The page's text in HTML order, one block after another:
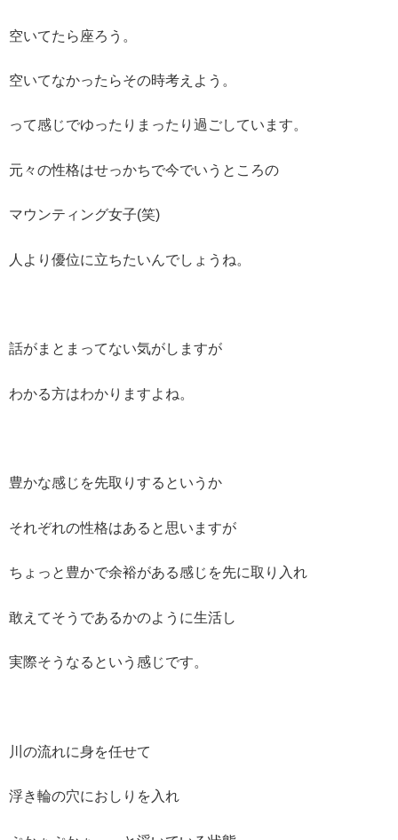
空いてたら座ろう。
空いてなかったらその時考えよう。
って感じでゆったりまったり過ごしています。
元々の性格はせっかちで今でいうところの
マウンティング女子(笑)
人より優位に立ちたいんでしょうね。
話がまとまってない気がしますが
わかる方はわかりますよね。
豊かな感じを先取りするというか
それぞれの性格はあると思いますが
ちょっと豊かで余裕がある感じを先に取り入れ
敢えてそうであるかのように生活し
実際そうなるという感じです。
川の流れに身を任せて
浮き輪の穴におしりを入れ